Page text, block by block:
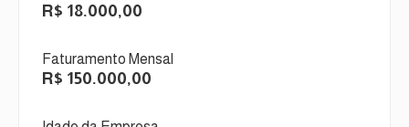
R$ 18.000,00
Faturamento Mensal
R$ 150.000,00